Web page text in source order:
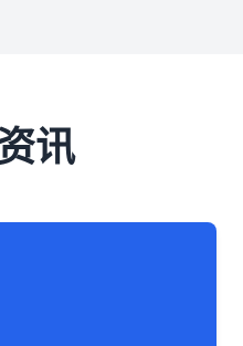
讯